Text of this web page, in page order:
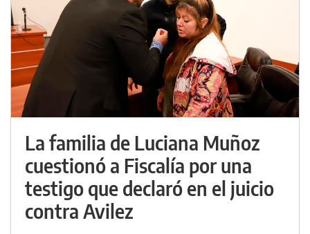
La familia de Luciana Muñoz
cuestionó a Fiscalía por una
testigo que declaró en el juicio
contra Avilez